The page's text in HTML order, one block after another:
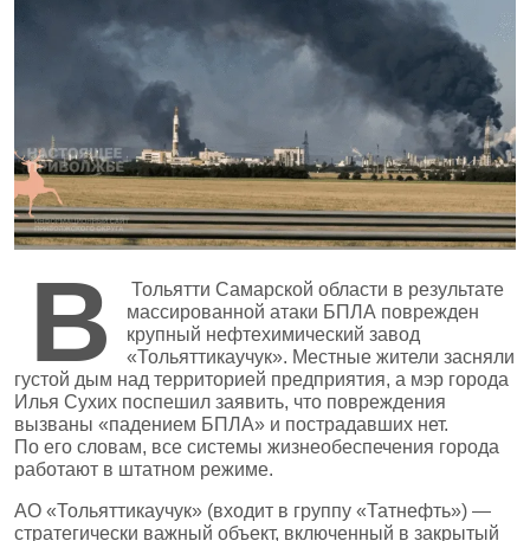
В
Тольятти Самарской области в результате
массированной атаки БПЛА поврежден
крупный нефтехимический завод
«Тольяттикаучук». Местные жители засняли
густой дым над территорией предприятия, а мэр города
Илья Сухих поспешил заявить, что повреждения
вызваны «падением БПЛА» и пострадавших нет.
По его словам, все системы жизнеобеспечения города
работают в штатном режиме.
АО «Тольяттикаучук» (входит в группу «Татнефть») —
стратегически важный объект, включенный в закрытый